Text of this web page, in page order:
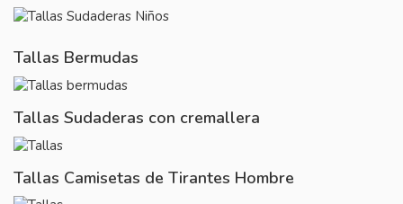
Tallas Bermudas
Tallas Sudaderas con cremallera
Tallas Camisetas de Tirantes Hombre